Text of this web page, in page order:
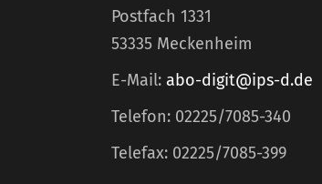
Postfach 1331
53335 Meckenheim
E-Mail: abo-digit@ips-d.de
Telefon: 02225/7085-340
Telefax: 02225/7085-399